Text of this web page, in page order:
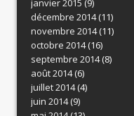
janvier 2015 (9)
décembre 2014(11)
novembre 2014(11)
octobre 2014(16)
septembre 2014(8)
août 2014(6)
juillet 2014(4)
juin 2014(9)